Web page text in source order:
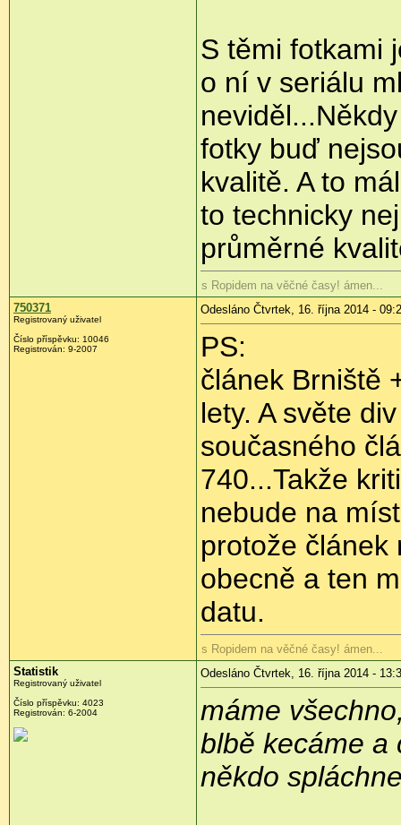
S těmi fotkami
o ní v seriálu
fotky buď
kvalitě. A to
to technicky
průměrné
s Ropidem na věčné časy! ámen...
750371
Registrovaný uživatel
Číslo příspěvku: 10046
Registrován: 9-2007
Odesláno Čtvrtek, 16. října 2014 -
PS:
článek Brniště
lety. A světe
současného
740...Takže
nebude na
protože článek
obecně a ten
datu.
s Ropidem na věčné časy! ámen...
Statistik
Registrovaný uživatel
Číslo příspěvku: 4023
Registrován: 6-2004
Odesláno Čtvrtek, 16. října 2014 -
máme
blbě kecáme a
někdo